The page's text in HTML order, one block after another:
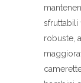
sfruttabili
robuste,